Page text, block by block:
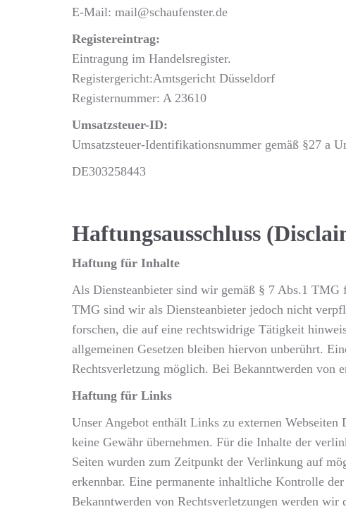
E-Mail: mail@schaufenster.de
Registereintrag:
Eintragung im Handelsregister.
Registergericht:Amtsgericht Düsseldorf
Registernummer: A 23610
Umsatzsteuer-ID:
Umsatzsteuer-Identifikationsnummer gemäß §27 a
DE303258443
Haftungsausschluss
Haftung für Inhalte
Als Diensteanbieter sind wir gemäß § 7 Abs.1 TMG
TMG sind wir als Diensteanbieter jedoch nicht
forschen, die auf eine rechtswidrige Tätigkeit
allgemeinen Gesetzen bleiben hiervon unberührt.
Rechtsverletzung möglich. Bei Bekanntwerden von
Haftung für Links
Unser Angebot enthält Links zu externen
keine Gewähr übernehmen. Für die Inhalte der
Seiten wurden zum Zeitpunkt der Verlinkung auf
erkennbar. Eine permanente inhaltliche Kontrolle
Bekanntwerden von Rechtsverletzungen werden wir